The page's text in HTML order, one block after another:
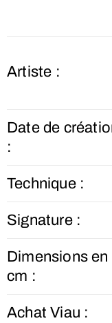
Artiste :
Date de
:
Technique :
Signature :
Dimensions en
cm :
Achat Viau :